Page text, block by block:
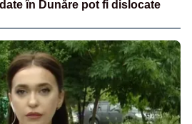
în Dunăre pot fi dislocate